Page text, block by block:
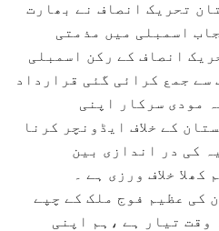
تحریک انصاف نے بھارت
اسمبلی میں مذمتی
انصاف کے رکن اسمبلی
سے جمع کرائی گئی قرارداد
مودی سرکار اپنی
کے خلاف ایڈونچر کرنا
کی در اندازی بین
کھلا خلاف ورزی ہے ۔
کی عظیم فوج ملک کے چپے
وقت تیار ہے ،ہم اپنی